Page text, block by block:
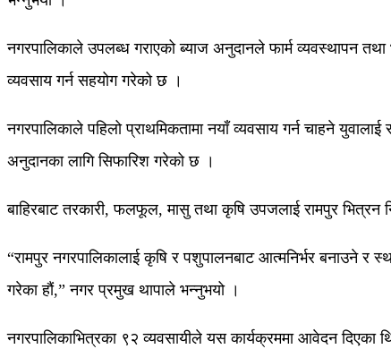
नगरपालिकाले उपलब्ध गराएको ब्याज अनुदानले फार्म व्यवस्थापन
व्यवसाय गर्न सहयोग गरेको छ ।
नगरपालिकाले पहिलो प्राथमिकतामा नयाँ व्यवसाय गर्न चाहने
अनुदानका लागि सिफारिश गरेको छ ।
बाहिरबाट तरकारी, फलफूल, मासु तथा कृषि उपजलाई रामपुर भित्रन
“रामपुर नगरपालिकालाई कृषि र पशुपालनबाट आत्मनिर्भर बनाउने र
गरेका हौं,” नगर प्रमुख थापाले भन्नुभयो ।
नगरपालिकाभित्रका ९२ व्यवसायीले यस कार्यक्रममा आवेदन